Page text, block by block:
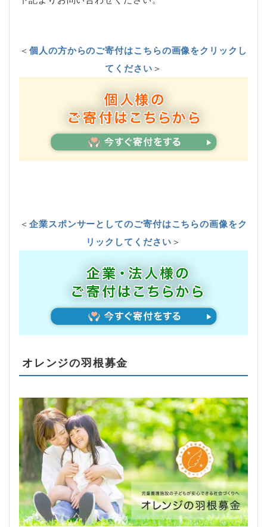
＜個人の方からのご寄付はこちらの画像をクリックし
てください＞
＜企業スポンサーとしてのご寄付はこちらの画像をク
リックしてください＞
オレンジの羽根募金